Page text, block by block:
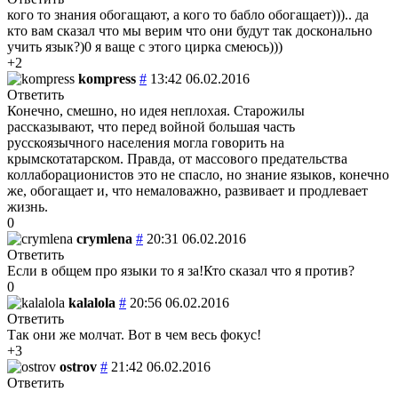
кого то знания обогащают, а кого то бабло обогащает))).. да
кто вам сказал что мы верим что они будут так досконально
учить язык?)0 я ваще с этого цирка смеюсь)))
+2
kompress # 13:42 06.02.2016
Ответить
Конечно, смешно, но идея неплохая. Старожилы
рассказывают, что перед войной большая часть
русскоязычного населения могла говорить на
крымскотатарском. Правда, от массового предательства
коллаборационистов это не спасло, но знание языков, конечно
же, обогащает и, что немаловажно, развивает и продлевает
жизнь.
0
crymlena # 20:31 06.02.2016
Ответить
Если в общем про языки то я за!Кто сказал что я против?
0
kalalola # 20:56 06.02.2016
Ответить
Так они же молчат. Вот в чем весь фокус!
+3
ostrov # 21:42 06.02.2016
Ответить